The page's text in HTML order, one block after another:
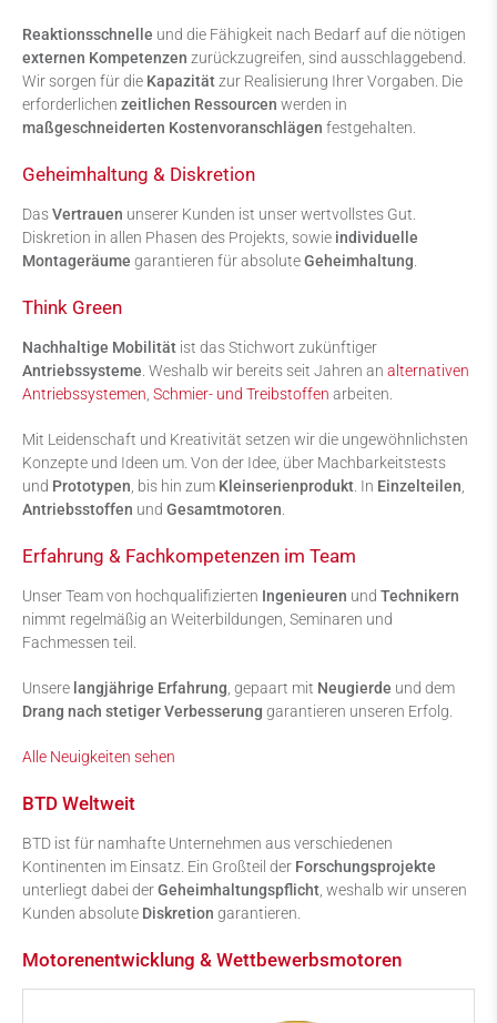
Reaktionsschnelle und die Fähigkeit nach Bedarf auf die nötigen
externen Kompetenzen zurückzugreifen, sind ausschlaggebend.
Wir sorgen für die Kapazitätzur Realisierung Ihrer Vorgaben. Die
erforderlichen zeitlichen Ressourcen werden in
maßgeschneiderten Kostenvoranschlägen festgehalten.
Geheimhaltung & Diskretion
DasVertrauen unserer Kunden ist unser wertvollstes Gut.
Diskretion in allen Phasen des Projekts, sowie individuelle
Montageräume garantieren für absoluteGeheimhaltung
Think Green
Nachhaltige Mobilität ist das Stichwort zukünftiger
Antriebssysteme . Weshalb wir bereits seit Jahren an alternativen
Antriebssystemen Schmier- und Treibstoffen arbeiten.
Mit Leidenschaft und Kreativität setzen wir die ungewöhnlichsten
Konzepte und Ideen um. Von der Idee, über Machbarkeitstests
und Prototypen , bis hin zum Kleinserienprodukt . In Einzelteilen
Antriebsstoffen und Gesamtmotoren
Erfahrung & Fachkompetenzen im Team
Unser Team von hochqualifizierten Ingenieuren und Technikern
nimmt regelmäßig an Weiterbildungen, Seminaren und
Fachmessen teil.
Unsere langjährige Erfahrung , gepaart mit Neugierde und dem
Drang nach stetiger Verbesserung garantieren unseren Erfolg.
Alle Neuigkeiten sehen
BTD Weltweit
BTD ist für namhafte Unternehmen aus verschiedenen
Kontinenten im Einsatz. Ein Großteil der Forschungsprojekte
unterliegt dabei derGeheimhaltungspflicht , weshalb wir unseren
Kunden absolute Diskretion garantieren.
Motorenentwicklung & Wettbewerbsmotoren